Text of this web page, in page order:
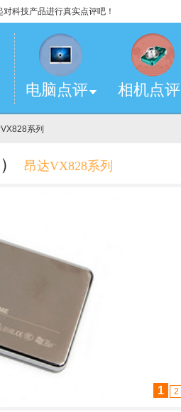
科技产品进行真实点评吧！
电脑点评 相机点评
系列
昂达VX828系列
1 2